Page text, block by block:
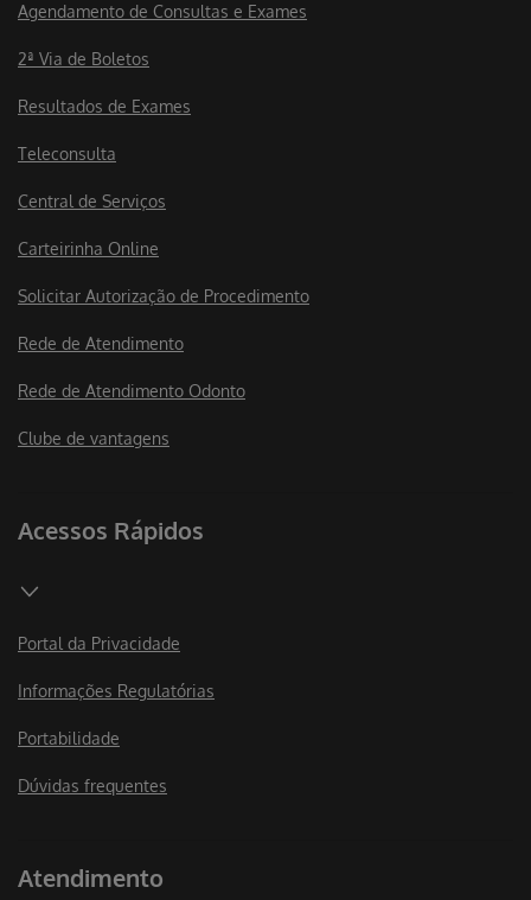
Agendamento de Consultas e Exames
2ª Via de Boletos
Resultados de Exames
Teleconsulta
Central de Serviços
Carteirinha Online
Solicitar Autorização de Procedimento
Rede de Atendimento
Rede de Atendimento Odonto
Clube de vantagens
Acessos Rápidos
Portal da Privacidade
Informações Regulatórias
Portabilidade
Dúvidas frequentes
Atendimento